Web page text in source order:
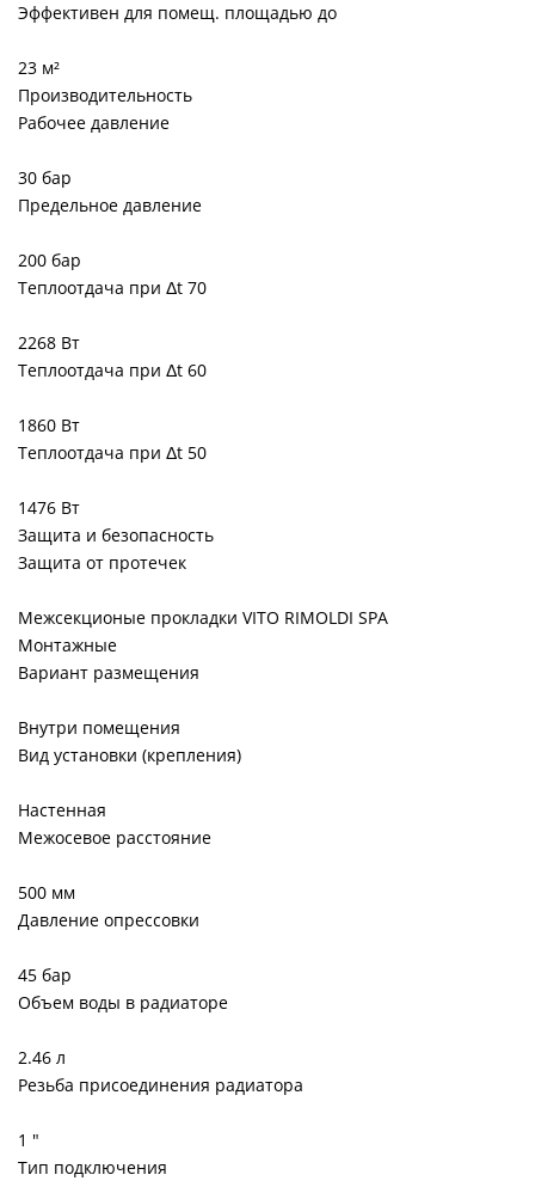
Эффективен для помещ. площадью до
23 м²
Производительность
Рабочее давление
30 бар
Предельное давление
200 бар
Теплоотдача при Δt 70
2268 Вт
Теплоотдача при Δt 60
1860 Вт
Теплоотдача при Δt 50
1476 Вт
Защита и безопасность
Защита от протечек
Межсекционые прокладки VITO RIMOLDI SPA
Монтажные
Вариант размещения
Внутри помещения
Вид установки (крепления)
Настенная
Межосевое расстояние
500 мм
Давление опрессовки
45 бар
Объем воды в радиаторе
2.46 л
Резьба присоединения радиатора
1 "
Тип подключения